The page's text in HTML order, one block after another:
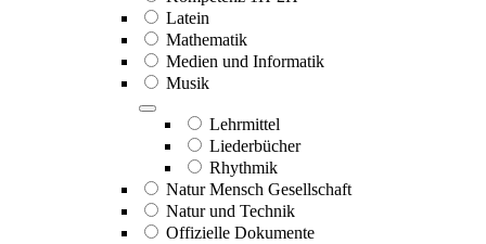
Latein
Mathematik
Medien und Informatik
Musik
Lehrmittel
Liederbücher
Rhythmik
Natur Mensch Gesellschaft
Natur und Technik
Offizielle Dokumente